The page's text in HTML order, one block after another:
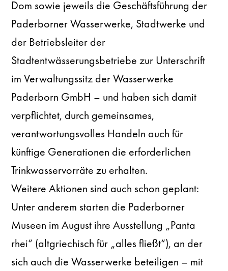
Dom sowie jeweils die Geschäftsführung der
Paderborner Wasserwerke, Stadtwerke und
der Betriebsleiter der
Stadtentwässerungsbetriebe zur Unterschrift
im Verwaltungssitz der Wasserwerke
Paderborn GmbH – und haben sich damit
verpflichtet, durch gemeinsames,
verantwortungsvolles Handeln auch für
künftige Generationen die erforderlichen
Trinkwasservorräte zu erhalten.
Weitere Aktionen sind auch schon geplant:
Unter anderem starten die Paderborner
Museen im August ihre Ausstellung „Panta
rhei“ (altgriechisch für „alles fließt“), an der
sich auch die Wasserwerke beteiligen – mit